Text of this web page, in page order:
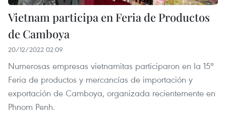
Vietnam participa en Feria de Productos
de Camboya
20/12/2022 02:09
Numerosas empresas vietnamitas participaron en la 15ª
Feria de productos y mercancías de importación y
exportación de Camboya, organizada recientemente en
Phnom Penh.